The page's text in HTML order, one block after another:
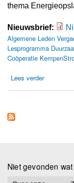
thema
Nieuwsbrief:
Algemene Leden
Lesprogramma
Coöperatie
Lees verder
over Nieuwsbrief mei 2022
Niet gevonden